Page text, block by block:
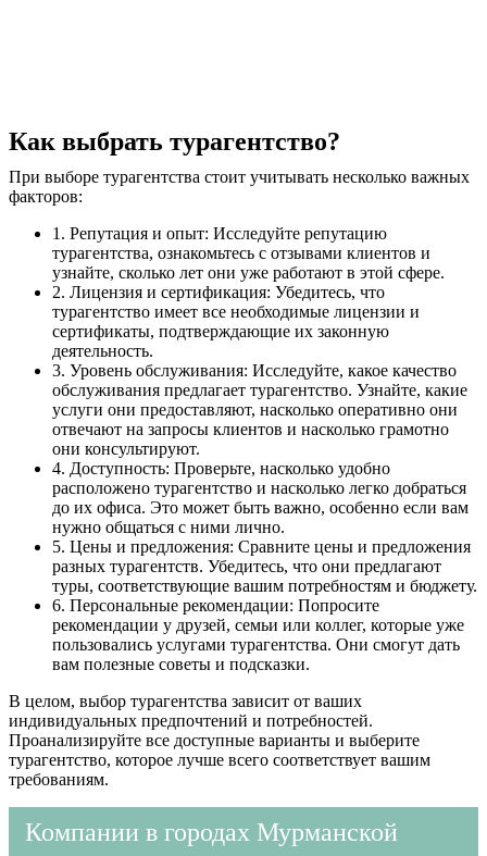
Как выбрать турагентство?
При выборе турагентства стоит учитывать несколько важных
факторов:
1. Репутация и опыт: Исследуйте репутацию
турагентства, ознакомьтесь с отзывами клиентов и
узнайте, сколько лет они уже работают в этой сфере.
2. Лицензия и сертификация: Убедитесь, что
турагентство имеет все необходимые лицензии и
сертификаты, подтверждающие их законную
деятельность.
3. Уровень обслуживания: Исследуйте, какое качество
обслуживания предлагает турагентство. Узнайте, какие
услуги они предоставляют, насколько оперативно они
отвечают на запросы клиентов и насколько грамотно
они консультируют.
4. Доступность: Проверьте, насколько удобно
расположено турагентство и насколько легко добраться
до их офиса. Это может быть важно, особенно если вам
нужно общаться с ними лично.
5. Цены и предложения: Сравните цены и предложения
разных турагентств. Убедитесь, что они предлагают
туры, соответствующие вашим потребностям и бюджету.
6. Персональные рекомендации: Попросите
рекомендации у друзей, семьи или коллег, которые уже
пользовались услугами турагентства. Они смогут дать
вам полезные советы и подсказки.
В целом, выбор турагентства зависит от ваших
индивидуальных предпочтений и потребностей.
Проанализируйте все доступные варианты и выберите
турагентство, которое лучше всего соответствует вашим
требованиям.
Компании в городах Мурманской